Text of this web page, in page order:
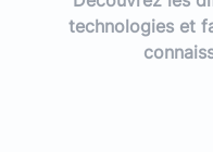
technologies et